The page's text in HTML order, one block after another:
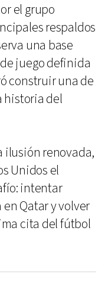
el grupo
respaldos
una base
juego definida
construir una de
historia del
ilusión renovada,
Unidos el
intentar
Qatar y volver
cita del fútbol